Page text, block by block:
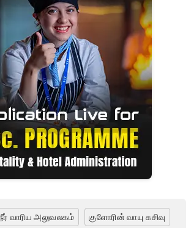
வாரிய அலுவலகம் குளோரின் வாயு கசிவு